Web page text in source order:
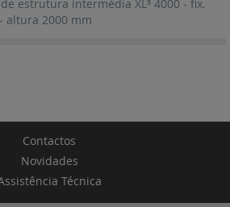
estrutura intermédia XL³ 4000 - fix.
altura 2000 mm
Contactos
Novidades
Técnica